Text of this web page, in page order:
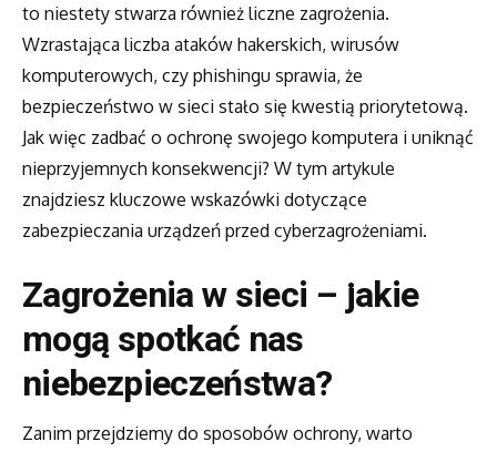
to niestety stwarza również liczne zagrożenia.
Wzrastająca liczba ataków hakerskich, wirusów
komputerowych, czy phishingu sprawia, że
bezpieczeństwo w sieci stało się kwestią priorytetową.
Jak więc zadbać o ochronę swojego komputera i uniknąć
nieprzyjemnych konsekwencji? W tym artykule
znajdziesz kluczowe wskazówki dotyczące
zabezpieczania urządzeń przed cyberzagrożeniami.
Zagrożenia w sieci – jakie
mogą spotkać nas
niebezpieczeństwa?
Zanim przejdziemy do sposobów ochrony, warto